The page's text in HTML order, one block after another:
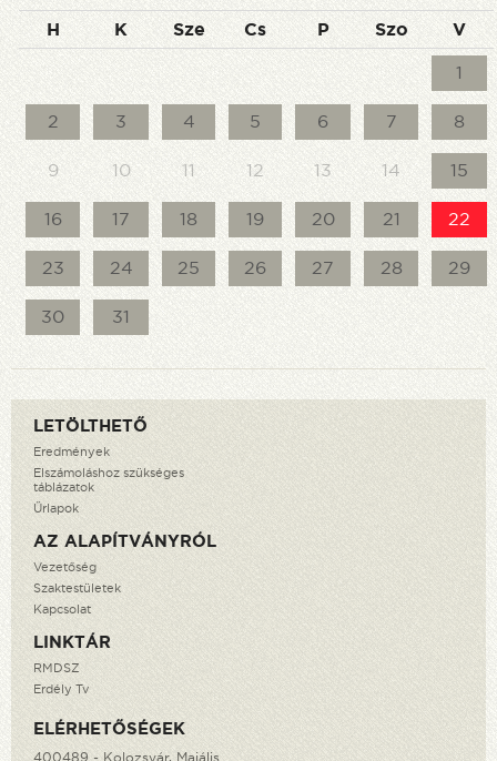
H K Sze Cs P Szo V
1
2 3 4 5 6 7 8
9 10 11 12 13 14 15
16 17 18 19 20 21 22
23 24 25 26 27 28 29
30 31
LETÖLTHETŐ
Eredmények
Elszámoláshoz szükséges
táblázatok
Űrlapok
AZ ALAPÍTVÁNYRÓL
Vezetőség
Szaktestületek
Kapcsolat
LINKTÁR
RMDSZ
Erdély Tv
ELÉRHETŐSÉGEK
400489 - Kolozsvár, Majális